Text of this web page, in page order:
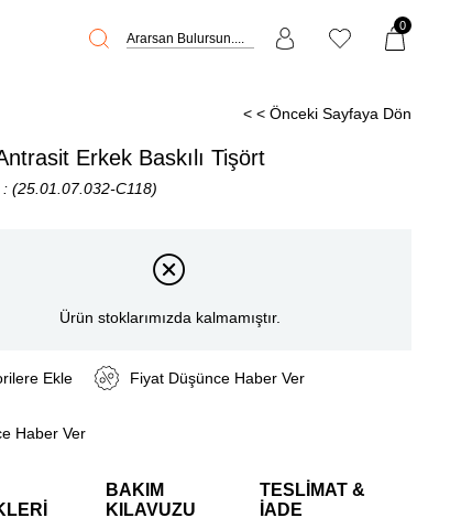
0
< < Önceki Sayfaya Dön
Erkek Baskılı Tişört
(25.01.07.032-C118)
Ürün stoklarımızda kalmamıştır.
Ekle Fiyat Düşünce Haber Ver
Haber Ver
BAKIM
KILAVUZU
TESLIMAT &
İADE